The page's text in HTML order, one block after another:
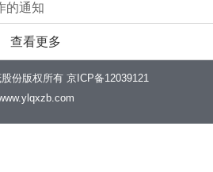
的通知
查看更多
份版权所有 京ICP备12039121